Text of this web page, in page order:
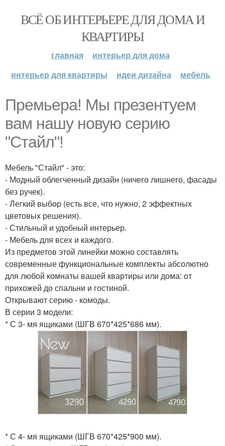
ВСЁ ОБ ИНТЕРЬЕРЕ ДЛЯ ДОМА И
КВАРТИРЫ
главная
интерьер для дома
интерьер для квартиры
идеи дизайна мебель
Премьера! Мы презентуем
вам нашу новую серию
"Стайл"!
Мебель "Стайл" - это:
- Модный облегченный дизайн (ничего лишнего, фасады
без ручек).
- Легкий выбор (есть все, что нужно, 2 эффектных
цветовых решения).
- Стильный и удобный интерьер.
- Мебель для всех и каждого.
Из предметов этой линейки можно составлять
современные функциональные комплекты абсолютно
для любой комнаты вашей квартиры или дома: от
прихожей до спальни и гостиной.
Открывают серию - комоды.
В серии 3 модели:
* С 3- мя ящиками (ШГВ 670*425*686 мм).
* С 4- мя ящиками (ШГВ 670*425*900 мм).